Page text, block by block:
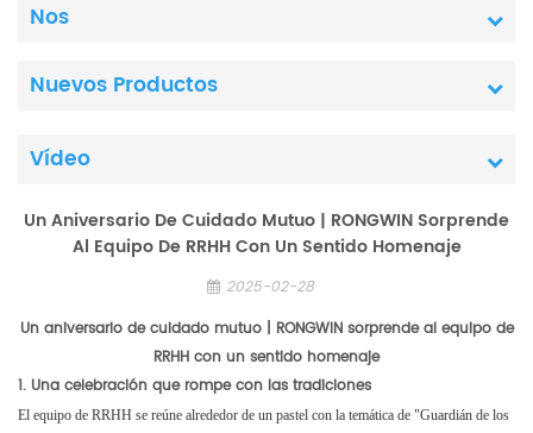
Nos
Nuevos Productos
Vídeo
Un Aniversario De Cuidado Mutuo | RONGWIN Sorprende
Al Equipo De RRHH Con Un Sentido Homenaje
2025-02-28
Un aniversario de cuidado mutuo | RONGWIN sorprende al equipo de
RRHH con un sentido homenaje
1. Una celebración que rompe con las tradiciones
El equipo de RRHH se reúne alrededor de un pastel con la temática de "Guardián de los